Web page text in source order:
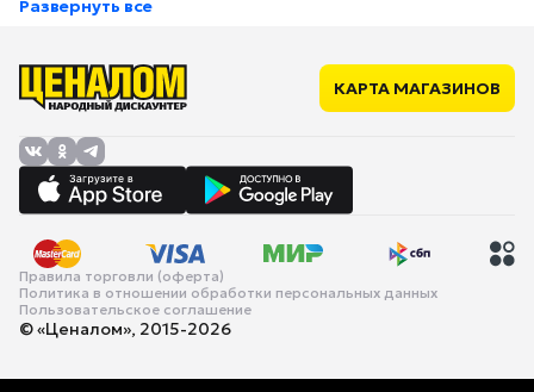
нагрева
Дисплей
Индикация
включения
Вращение шнура
Питание
Питание
от сети
Длина сетевого шнура
1.8 м
Габариты и вес
Развернуть все
КАРТА МАГАЗИНОВ
Правила торговли (оферта)
Политика в отношении обработки персональных данных
Пользовательское соглашение
© «Ценалом», 2015-2026